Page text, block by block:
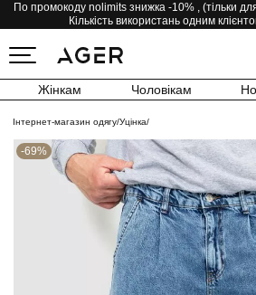
По промокоду nolimits знижка -10% , (тільки
Кількість використань одним
Жінкам Чоловікам
Інтернет-магазин одягу/Уцінка/
-69%